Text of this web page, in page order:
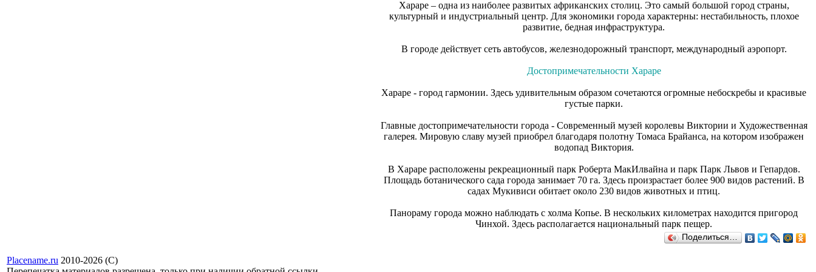
Хараре – одна из наиболее развитых африканских столиц. Это самый большой город страны,
культурный и индустриальный центр. Для экономики города характерны: нестабильность, плохое
развитие, бедная инфраструктура.
В городе действует сеть автобусов, железнодорожный транспорт, международный аэропорт.
Достопримечательности Хараре
Хараре - город гармонии. Здесь удивительным образом сочетаются огромные небоскребы и красивые
густые парки.
Главные достопримечательности города - Современный музей королевы Виктории и Художественная
галерея. Мировую славу музей приобрел благодаря полотну Томаса Брайанса, на котором изображен
водопад Виктория.
В Хараре расположены рекреационный парк Роберта МакИлвайна и парк Парк Львов и Гепардов.
Площадь ботанического сада города занимает 70 га. Здесь произрастает более 900 видов растений. В
садах Мукивиси обитает около 230 видов животных и птиц.
Панораму города можно наблюдать с холма Копье. В нескольких километрах находится пригород
Чинхой. Здесь располагается национальный парк пещер.
Поделиться…
Placename.ru 2010-2026 (С)